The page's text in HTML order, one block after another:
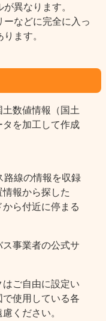
異なります。
などに完全に入っ
ます。
数値情報（国土
を加工して作成
線の情報を収録
報から探した
ら付近に停まる
事業者の公式サ
ご自由に設定い
使用している各
ください。